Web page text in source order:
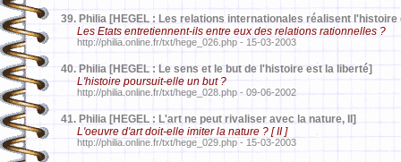
39. Philia [HEGEL : Les relations internationales réalisent
Les Etats entretiennent-ils entre eux des relations rationnelles ?
http://philia.online.fr/txt/hege_026.php - 15-03-2003
40. Philia [HEGEL : Le sens et le but de l'histoire est la liberté]
L'histoire poursuit-elle un but ?
http://philia.online.fr/txt/hege_028.php - 09-06-2002
41. Philia [HEGEL : L'art ne peut rivaliser avec la nature, II]
L'oeuvre d'art doit-elle imiter la nature ? [ II ]
http://philia.online.fr/txt/hege_029.php - 15-03-2003